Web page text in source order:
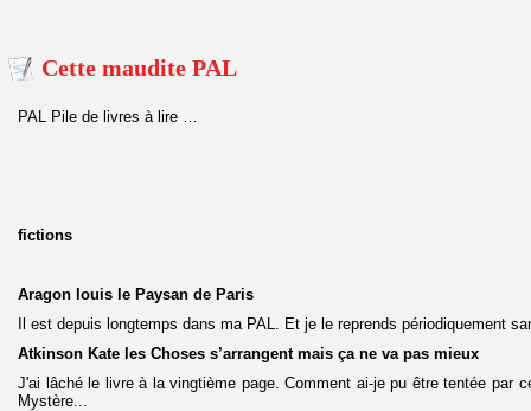
Cette maudite PAL
PAL Pile de livres à lire …
fictions
Aragon louis le Paysan de Paris
Il est depuis longtemps dans ma PAL. Et je le reprends périodiquement
Atkinson Kate les Choses s’arrangent mais ça ne va pas mieux
J'ai lâché le livre à la vingtième page. Comment ai-je pu être tentée par
Mystère...